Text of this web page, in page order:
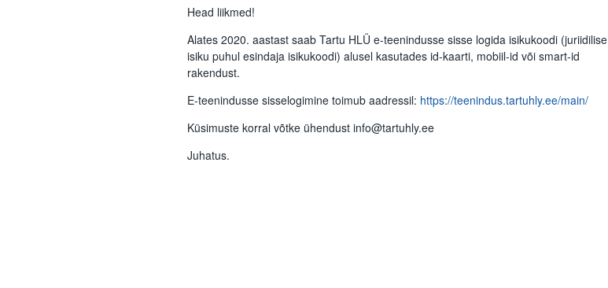
Head liikmed!
Alates 2020. aastast saab Tartu HLÜ e-teenindusse sisse logida isikukoodi (juriidilise
isiku puhul esindaja isikukoodi) alusel kasutades id-kaarti, mobiil-id või smart-id
rakendust.
E-teenindusse sisselogimine toimub aadressil: https://teenindus.tartuhly.ee/main/
Küsimuste korral võtke ühendust info@tartuhly.ee
Juhatus.